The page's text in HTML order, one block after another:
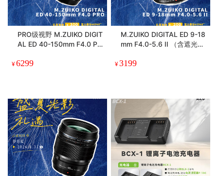
PRO级视野 M.ZUIKO DIGIT
AL ED 40-150mm F4.0 PR
¥6299
M.ZUIKO DIGITAL ED 9-18
mm F4.0-5.6 II （含遮光
装备 重量级体验
¥3199